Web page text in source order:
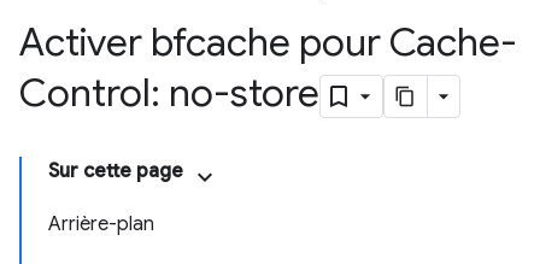
Activer bfcache pour Cache-
Control: no-store
Sur cette page
Arrière-plan